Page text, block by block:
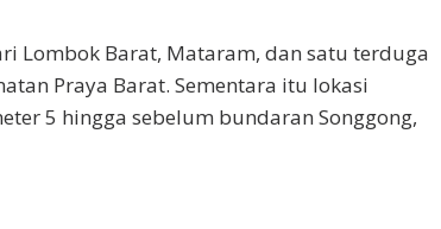
Lombok Barat, Mataram, dan satu terduga
Praya Barat. Sementara itu lokasi
5 hingga sebelum bundaran Songgong,